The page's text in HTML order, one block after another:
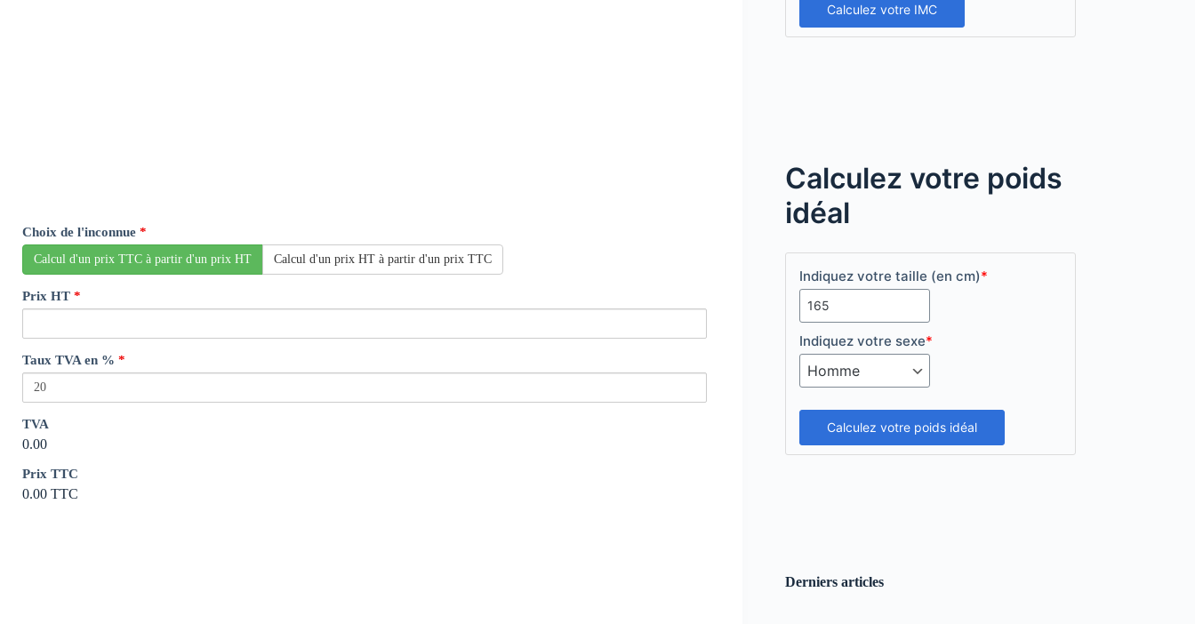
Choix de l'inconnue *
Calcul d'un prix TTC à partir d'un prix HT Calcul d'un prix HT à partir d'un prix TTC
Prix HT *
Taux TVA en % *
TVA
0.00
Prix TTC
0.00 TTC
Calculez votre IMC
Calculez votre poids
idéal
Indiquez votre taille (en cm)*
Indiquez votre sexe*
Calculez votre poids idéal
Derniers articles